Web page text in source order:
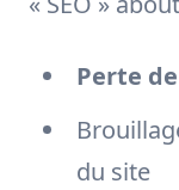
Perte
du site